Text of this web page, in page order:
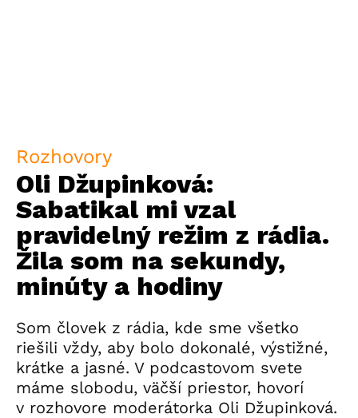
Rozhovory
Oli Džupinková:
Sabatikal mi vzal
pravidelný režim z rádia.
Žila som na sekundy,
minúty a hodiny
Som človek z rádia, kde sme všetko
riešili vždy, aby bolo dokonalé, výstižné,
krátke a jasné. V podcastovom svete
máme slobodu, väčší priestor, hovorí
v rozhovore moderátorka Oli Džupinková.